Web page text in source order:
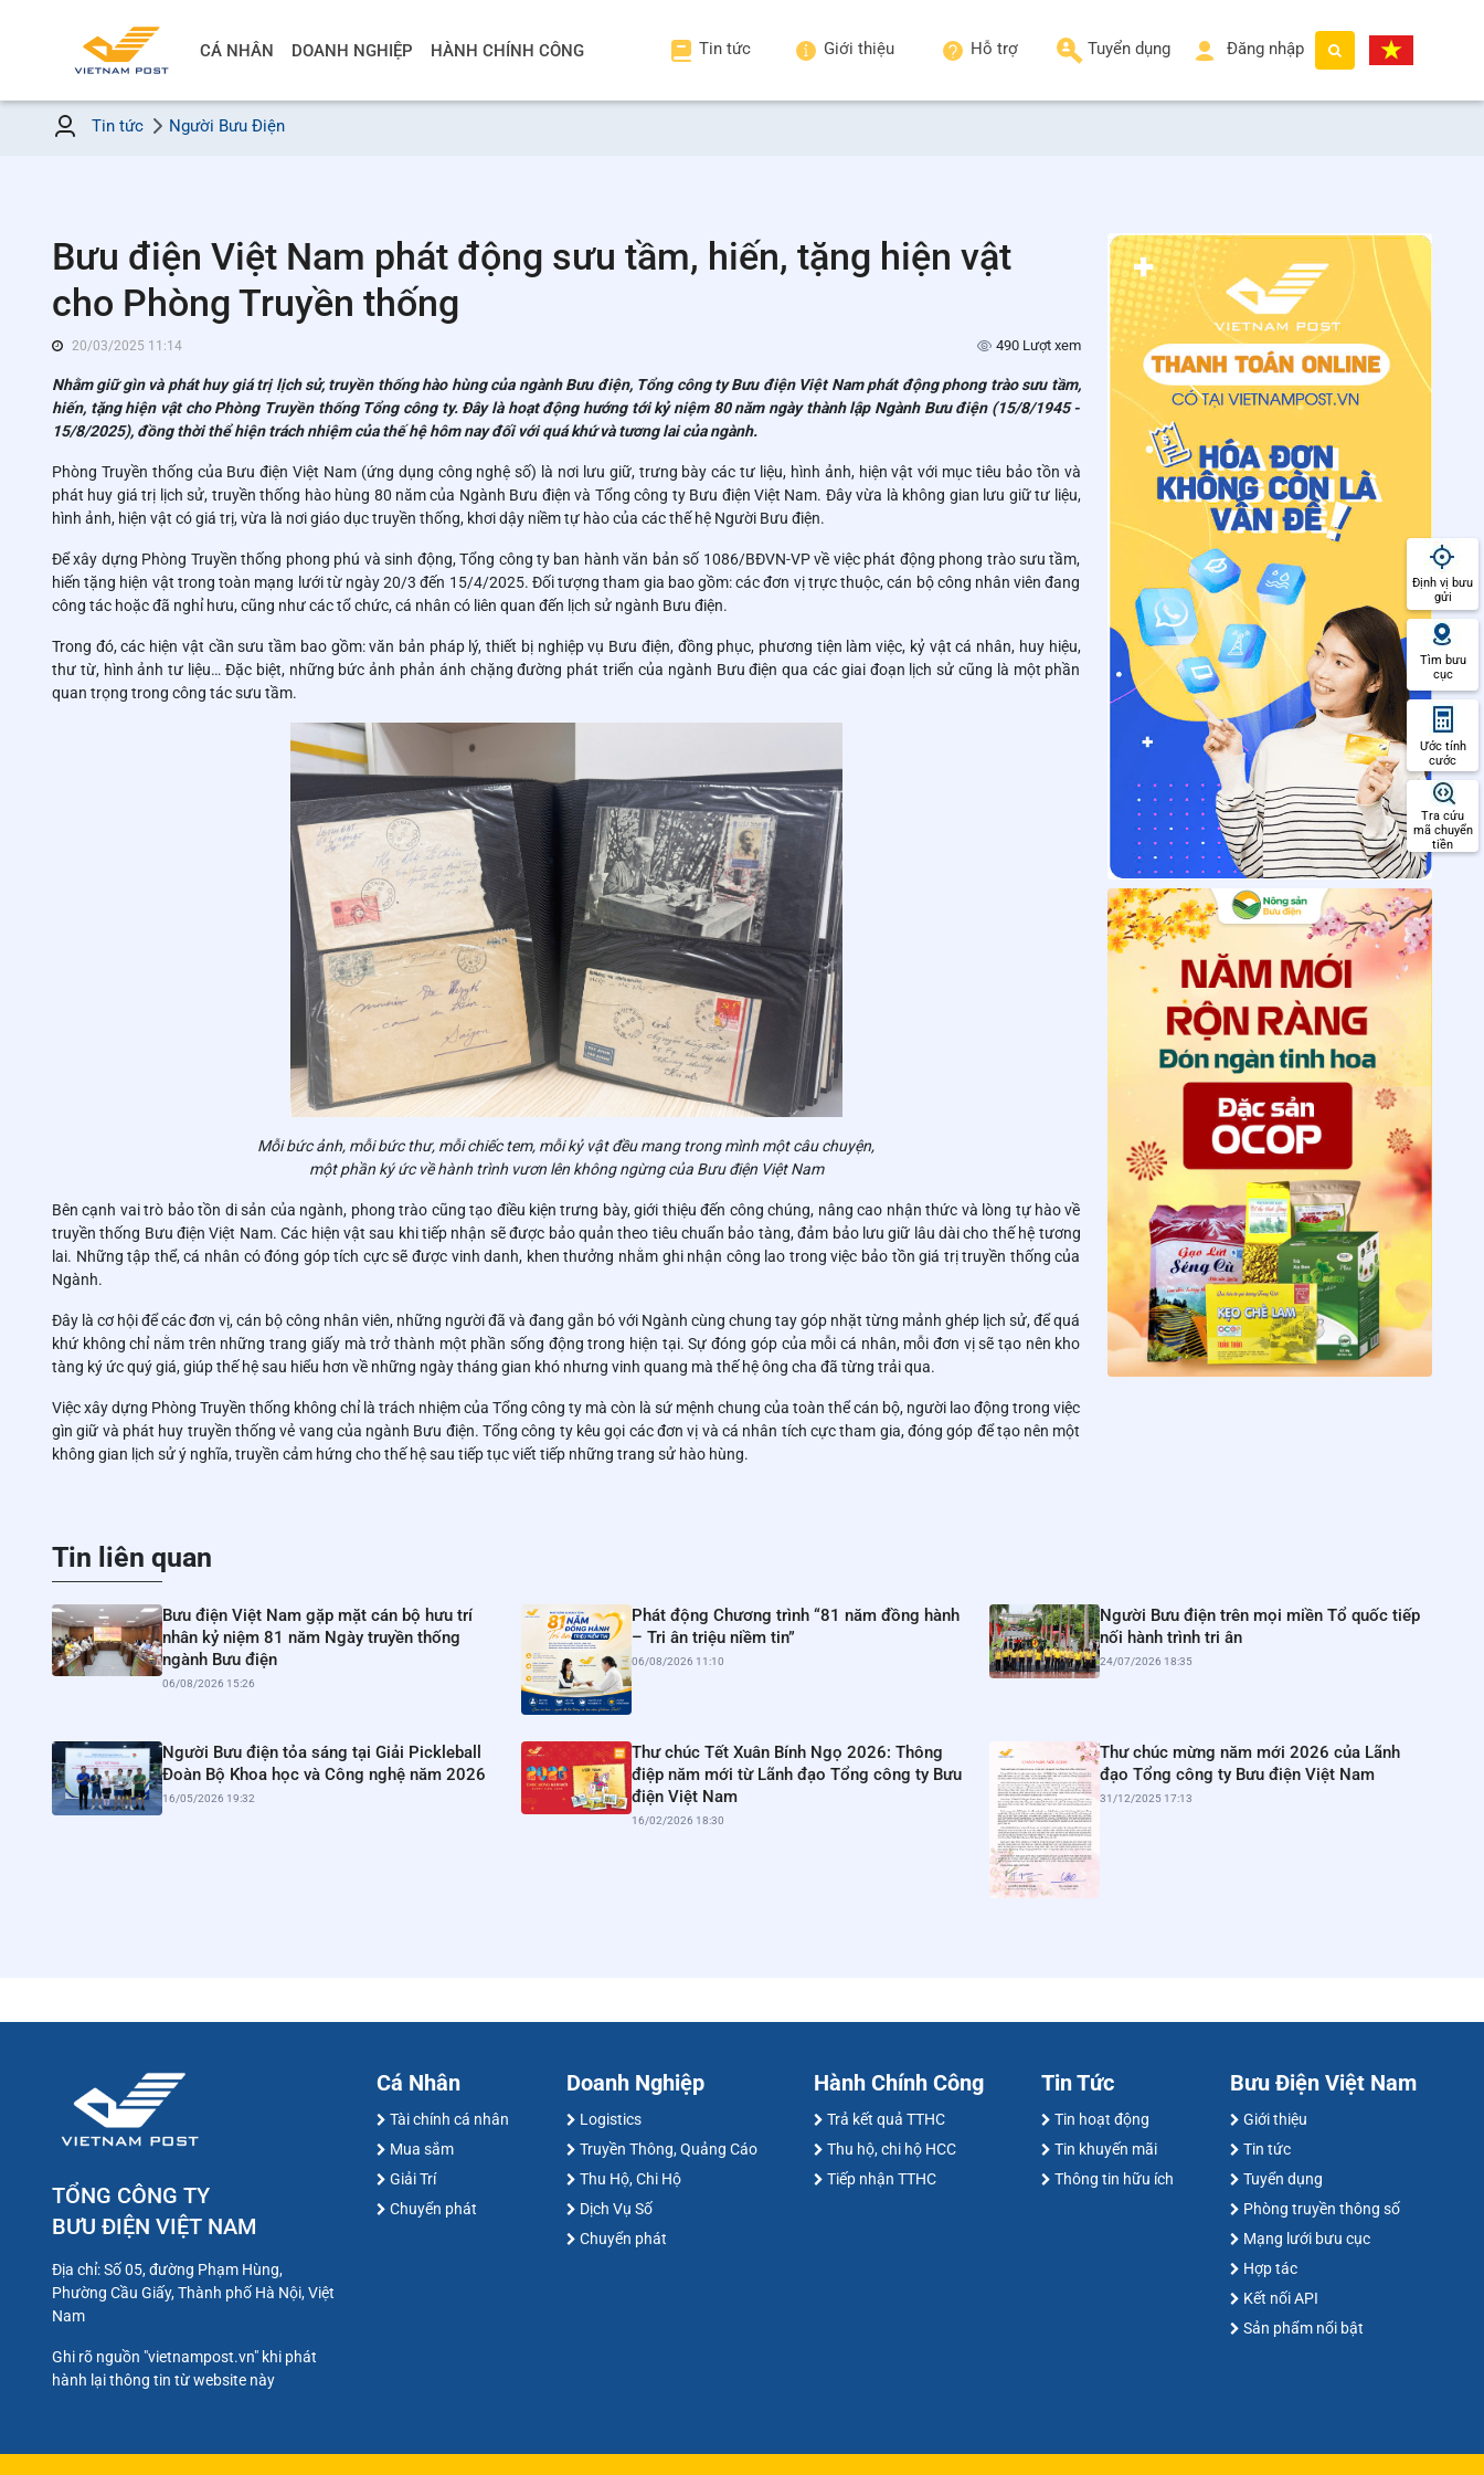
CÁ NHÂN DOANH NGHIỆP HÀNH CHÍNH CÔNG Tin tức Giới thiệu Hỗ trợ Tuyển dụng Đăng nhập
Tin tức Người Bưu Điện
Bưu điện Việt Nam phát động sưu tầm, hiến, tặng hiện vật
cho Phòng Truyền thống
20/03/2025 11:14 490 Lượt xem
Nhằm giữ gìn và phát huy giá trị lịch sử, truyền thống hào hùng của ngành Bưu điện, Tổng công ty Bưu điện Việt Nam phát động phong trào sưu tầm,
hiến, tặng hiện vật cho Phòng Truyền thống Tổng công ty. Đây là hoạt động hướng tới kỷ niệm 80 năm ngày thành lập Ngành Bưu điện (15/8/1945 -
15/8/2025), đồng thời thể hiện trách nhiệm của thế hệ hôm nay đối với quá khứ và tương lai của ngành.
Phòng Truyền thống của Bưu điện Việt Nam (ứng dụng công nghệ số) là nơi lưu giữ, trưng bày các tư liệu, hình ảnh, hiện vật với mục tiêu bảo tồn và
phát huy giá trị lịch sử, truyền thống hào hùng 80 năm của Ngành Bưu điện và Tổng công ty Bưu điện Việt Nam. Đây vừa là không gian lưu giữ tư liệu,
hình ảnh, hiện vật có giá trị, vừa là nơi giáo dục truyền thống, khơi dậy niềm tự hào của các thế hệ Người Bưu điện.
Để xây dựng Phòng Truyền thống phong phú và sinh động, Tổng công ty ban hành văn bản số 1086/BĐVN-VP về việc phát động phong trào sưu tầm,
hiến tặng hiện vật trong toàn mạng lưới từ ngày 20/3 đến 15/4/2025. Đối tượng tham gia bao gồm: các đơn vị trực thuộc, cán bộ công nhân viên đang
công tác hoặc đã nghỉ hưu, cũng như các tổ chức, cá nhân có liên quan đến lịch sử ngành Bưu điện.
Trong đó, các hiện vật cần sưu tầm bao gồm: văn bản pháp lý, thiết bị nghiệp vụ Bưu điện, đồng phục, phương tiện làm việc, kỷ vật cá nhân, huy hiệu,
thư từ, hình ảnh tư liệu… Đặc biệt, những bức ảnh phản ánh chặng đường phát triển của ngành Bưu điện qua các giai đoạn lịch sử cũng là một phần
quan trọng trong công tác sưu tầm.
Mỗi bức ảnh, mỗi bức thư, mỗi chiếc tem, mỗi kỷ vật đều mang trong mình một câu chuyện,
một phần ký ức về hành trình vươn lên không ngừng của Bưu điện Việt Nam
Bên cạnh vai trò bảo tồn di sản của ngành, phong trào cũng tạo điều kiện trưng bày, giới thiệu đến công chúng, nâng cao nhận thức và lòng tự hào về
truyền thống Bưu điện Việt Nam. Các hiện vật sau khi tiếp nhận sẽ được bảo quản theo tiêu chuẩn bảo tàng, đảm bảo lưu giữ lâu dài cho thế hệ tương
lai. Những tập thể, cá nhân có đóng góp tích cực sẽ được vinh danh, khen thưởng nhằm ghi nhận công lao trong việc bảo tồn giá trị truyền thống của
Ngành.
Đây là cơ hội để các đơn vị, cán bộ công nhân viên, những người đã và đang gắn bó với Ngành cùng chung tay góp nhặt từng mảnh ghép lịch sử, để quá
khứ không chỉ nằm trên những trang giấy mà trở thành một phần sống động trong hiện tại. Sự đóng góp của mỗi cá nhân, mỗi đơn vị sẽ tạo nên kho
tàng ký ức quý giá, giúp thế hệ sau hiểu hơn về những ngày tháng gian khó nhưng vinh quang mà thế hệ ông cha đã từng trải qua.
Việc xây dựng Phòng Truyền thống không chỉ là trách nhiệm của Tổng công ty mà còn là sứ mệnh chung của toàn thể cán bộ, người lao động trong việc
gìn giữ và phát huy truyền thống vẻ vang của ngành Bưu điện. Tổng công ty kêu gọi các đơn vị và cá nhân tích cực tham gia, đóng góp để tạo nên một
không gian lịch sử ý nghĩa, truyền cảm hứng cho thế hệ sau tiếp tục viết tiếp những trang sử hào hùng.
Tin liên quan
Bưu điện Việt Nam gặp mặt cán bộ hưu trí
nhân kỷ niệm 81 năm Ngày truyền thống
ngành Bưu điện
06/08/2026 15:26
Phát động Chương trình “81 năm đồng hành
– Tri ân triệu niềm tin”
06/08/2026 11:10
Người Bưu điện trên mọi miền Tổ quốc tiếp
nối hành trình tri ân
24/07/2026 18:35
Người Bưu điện tỏa sáng tại Giải Pickleball
Đoàn Bộ Khoa học và Công nghệ năm 2026
16/05/2026 19:32
Thư chúc Tết Xuân Bính Ngọ 2026: Thông
điệp năm mới từ Lãnh đạo Tổng công ty Bưu
điện Việt Nam
16/02/2026 18:30
Thư chúc mừng năm mới 2026 của Lãnh
đạo Tổng công ty Bưu điện Việt Nam
31/12/2025 17:13
TỔNG CÔNG TY
BƯU ĐIỆN VIỆT NAM
Địa chỉ: Số 05, đường Phạm Hùng,
Phường Cầu Giấy, Thành phố Hà Nội, Việt
Nam
Ghi rõ nguồn "vietnampost.vn" khi phát
hành lại thông tin từ website này
Cá Nhân
Tài chính cá nhân
Mua sắm
Giải Trí
Chuyển phát
Doanh Nghiệp
Logistics
Truyền Thông, Quảng Cáo
Thu Hộ, Chi Hộ
Dịch Vụ Số
Chuyển phát
Hành Chính Công
Trả kết quả TTHC
Thu hộ, chi hộ HCC
Tiếp nhận TTHC
Tin Tức
Tin hoạt động
Tin khuyến mãi
Thông tin hữu ích
Bưu Điện Việt Nam
Giới thiệu
Tin tức
Tuyển dụng
Phòng truyền thông số
Mạng lưới bưu cục
Hợp tác
Kết nối API
Sản phẩm nổi bật
Định vị bưu
gửi
Tìm bưu
cục
Ước tính
cước
Tra cứu
mã chuyển
tiền